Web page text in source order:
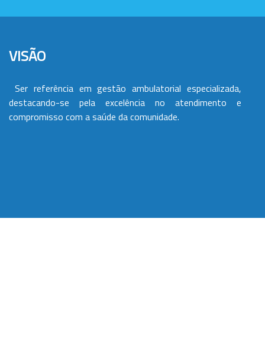
VISÃO
Ser referência em gestão ambulatorial especializada,
destacando-se pela excelência no atendimento e
compromisso com a saúde da comunidade.